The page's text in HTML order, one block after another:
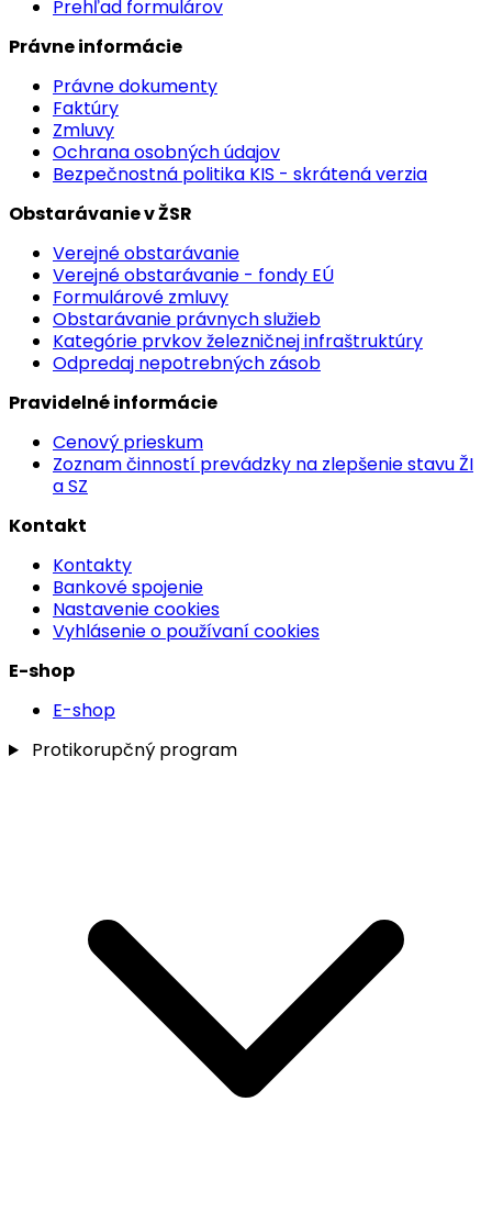
Prehľad formulárov
Právne informácie
Právne dokumenty
Faktúry
Zmluvy
Ochrana osobných údajov
Bezpečnostná politika KIS - skrátená verzia
Obstarávanie v ŽSR
Verejné obstarávanie
Verejné obstarávanie - fondy EÚ
Formulárové zmluvy
Obstarávanie právnych služieb
Kategórie prvkov železničnej infraštruktúry
Odpredaj nepotrebných zásob
Pravidelné informácie
Cenový prieskum
Zoznam činností prevádzky na zlepšenie stavu ŽI
a SZ
Kontakt
Kontakty
Bankové spojenie
Nastavenie cookies
Vyhlásenie o používaní cookies
E-shop
E-shop
Protikorupčný program